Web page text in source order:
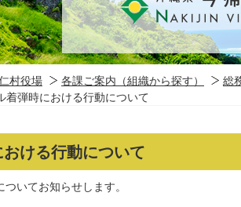
村役場 各課ご案内（組織から探す） 総
着弾時における行動について
ける行動について
いてお知らせします。